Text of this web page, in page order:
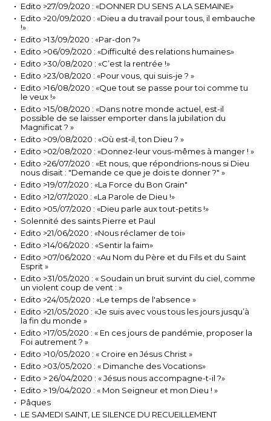
Edito >27/09/2020 : «DONNER DU SENS A LA SEMAINE»
Edito >20/09/2020 : «Dieu a du travail pour tous, il embauche
!»
Edito >13/09/2020 : «Par-don ?»
Edito >06/09/2020 : «Difficulté des relations humaines»
Edito >30/08/2020 : «C’est la rentrée !»
Edito >23/08/2020 : «Pour vous, qui suis-je ? »
Edito >16/08/2020 : «Que tout se passe pour toi comme tu
le veux !»
Edito >15/08/2020 : «Dans notre monde actuel, est-il
possible de se laisser emporter dans la jubilation du
Magnificat ? »
Edito >09/08/2020 : «Où est-il, ton Dieu ? »
Edito >02/08/2020 : «Donnez-leur vous-mêmes à manger ! »
Edito >26/07/2020 : «Et nous, que répondrions-nous si Dieu
nous disait : "Demande ce que je dois te donner ?" »
Edito >19/07/2020 : «La Force du Bon Grain"
Edito >12/07/2020 : «La Parole de Dieu !»
Edito >05/07/2020 : «Dieu parle aux tout-petits !»
Solennité des saints Pierre et Paul
Edito >21/06/2020 : «Nous réclamer de toi»
Edito >14/06/2020 : «Sentir la faim»
Edito >07/06/2020 : «Au Nom du Père et du Fils et du Saint
Esprit »
Edito >31/05/2020 : « Soudain un bruit survint du ciel, comme
un violent coup de vent : »
Edito >24/05/2020 : «Le temps de l'absence »
Edito >21/05/2020 : «Je suis avec vous tous les jours jusqu’à
la fin du monde »
Edito >17/05/2020 : « En ces jours de pandémie, proposer la
Foi autrement ? »
Edito >10/05/2020 : « Croire en Jésus Christ »
Edito >03/05/2020 : « Dimanche des Vocations»
Edito > 26/04/2020 : « Jésus nous accompagne-t-il ?»
Edito > 19/04/2020 : « Mon Seigneur et mon Dieu ! »
Pâques
LE SAMEDI SAINT, LE SILENCE DU RECUEILLEMENT